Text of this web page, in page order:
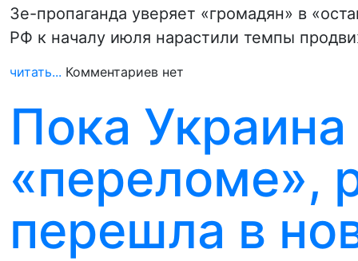
Зе-пропаганда уверяет «громадян» в
РФ к началу июля нарастили темпы
читать... Комментариев нет
Пока
«переломе»,
перешла в